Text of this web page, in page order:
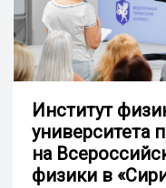
Институт
университета
на
физики в